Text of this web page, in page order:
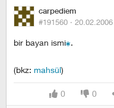
carpediem
#191560 ·
bir bayan ismi .
(bkz: mahsül)
0 0